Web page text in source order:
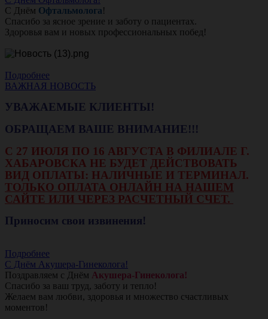
С Днём Офтальмолога!
Спасибо за ясное зрение и заботу о пациентах.
Здоровья вам и новых профессиональных побед!
Подробнее
ВАЖНАЯ НОВОСТЬ
УВАЖАЕМЫЕ КЛИЕНТЫ!
ОБРАЩАЕМ ВАШЕ ВНИМАНИЕ!!!
С 27 ИЮЛЯ ПО 16 АВГУСТА В ФИЛИАЛЕ Г.
ХАБАРОВСКА НЕ БУДЕТ ДЕЙСТВОВАТЬ
ВИД ОПЛАТЫ: НАЛИЧНЫЕ И ТЕРМИНАЛ.
ТОЛЬКО ОПЛАТА ОНЛАЙН НА НАШЕМ
САЙТЕ ИЛИ ЧЕРЕЗ РАСЧЕТНЫЙ СЧЕТ.
Приносим свои извинения!
Подробнее
С Днём Акушера-Гинеколога!
Поздравляем с Днём Акушера-Гинеколога!
Спасибо за ваш труд, заботу и тепло!
Желаем вам любви, здоровья и множество счастливых
моментов!